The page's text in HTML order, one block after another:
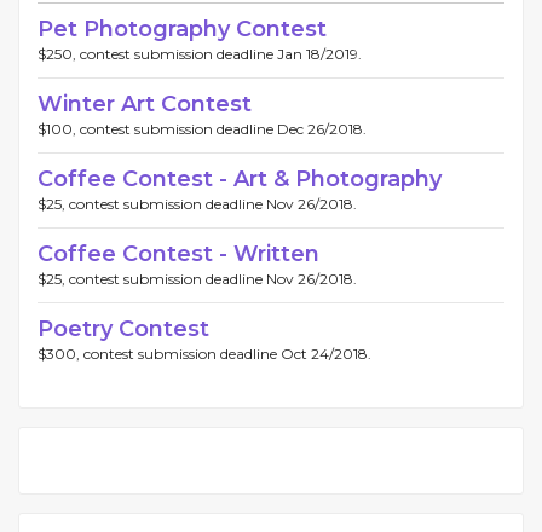
Pet Photography Contest
$250, contest submission deadline Jan 18/2019.
Winter Art Contest
$100, contest submission deadline Dec 26/2018.
Coffee Contest - Art & Photography
$25, contest submission deadline Nov 26/2018.
Coffee Contest - Written
$25, contest submission deadline Nov 26/2018.
Poetry Contest
$300, contest submission deadline Oct 24/2018.